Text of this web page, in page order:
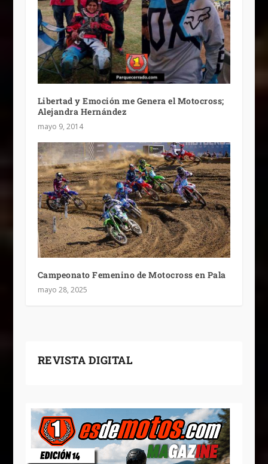
Libertad y Emoción me Genera el Motocross;
Alejandra Hernández
mayo 9, 2014
Campeonato Femenino de Motocross en Pala
mayo 28, 2025
REVISTA DIGITAL